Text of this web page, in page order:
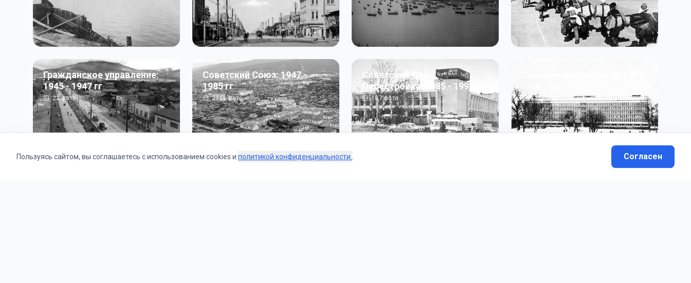
Гражданское управление:
1945 - 1947 гг
22фото
Советский Союз: 1947 -
1985 гг
2121фото
Советский Союз.
Перестройка: 1985 - 1991 гг
187фото 13фото
Пользуясь сайтом, вы соглашаетесь с использованием cookies и политикой конфиденциальности. Согласен